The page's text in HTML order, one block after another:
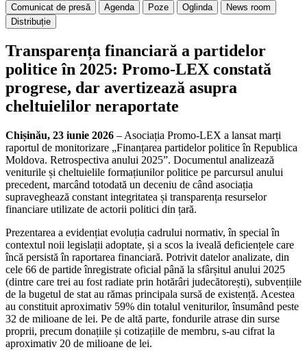
Comunicat de presă Agenda Poze Oglinda
News room
Distribuție
Transparența financiară a partidelor
politice în 2025: Promo-LEX constată
progrese, dar avertizează asupra
cheltuielilor neraportate
Chișinău, 23 iunie 2026 – Asociația Promo-LEX a lansat marți
raportul de monitorizare „Finanțarea partidelor politice în Republica
Moldova. Retrospectiva anului 2025”. Documentul analizează
veniturile și cheltuielile formațiunilor politice pe parcursul anului
precedent, marcând totodată un deceniu de când asociația
supraveghează constant integritatea și transparența resurselor
financiare utilizate de actorii politici din țară.
Prezentarea a evidențiat evoluția cadrului normativ, în special în
contextul noii legislații adoptate, și a scos la iveală deficiențele care
încă persistă în raportarea financiară. Potrivit datelor analizate, din
cele 66 de partide înregistrate oficial până la sfârșitul anului 2025
(dintre care trei au fost radiate prin hotărâri judecătorești), subvențiile
de la bugetul de stat au rămas principala sursă de existență. Acestea
au constituit aproximativ 59% din totalul veniturilor, însumând peste
32 de milioane de lei. Pe de altă parte, fondurile atrase din surse
proprii, precum donațiile și cotizațiile de membru, s-au cifrat la
aproximativ 20 de milioane de lei.